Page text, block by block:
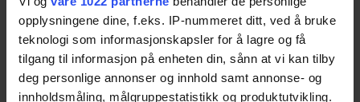
opplysningene dine, f.eks. IP-nummeret ditt, ved å bruke
teknologi som informasjonskapsler for å lagre og få
tilgang til informasjon på enheten din, sånn at vi kan tilby
deg personlige annonser og innhold samt annonse- og
innholdsmåling, målgruppestatistikk og produktutvikling.
Sony PS-LX300USB
Resultatet er basert på1test.
68